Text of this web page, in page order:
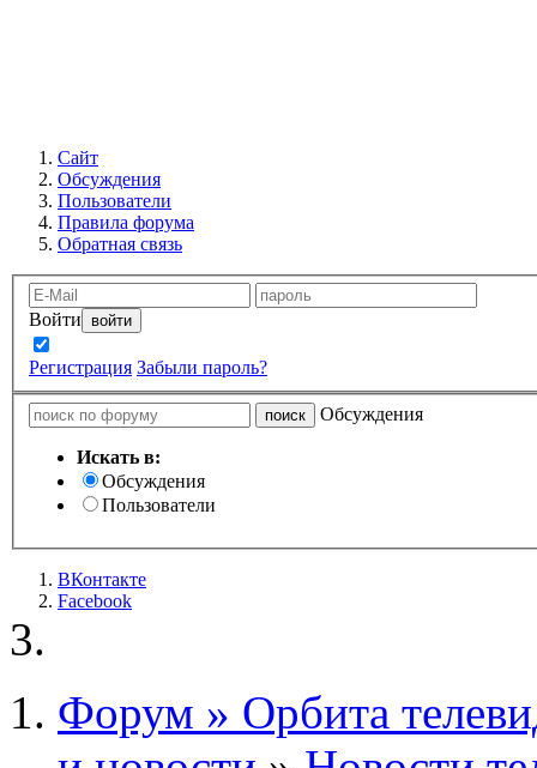
Сайт
Обсуждения
Пользователи
Правила форума
Обратная связь
Войти
Регистрация Забыли пароль?
Обсуждения
Искать в:
Обсуждения
Пользователи
ВКонтакте
Facebook
Форум » Орбита